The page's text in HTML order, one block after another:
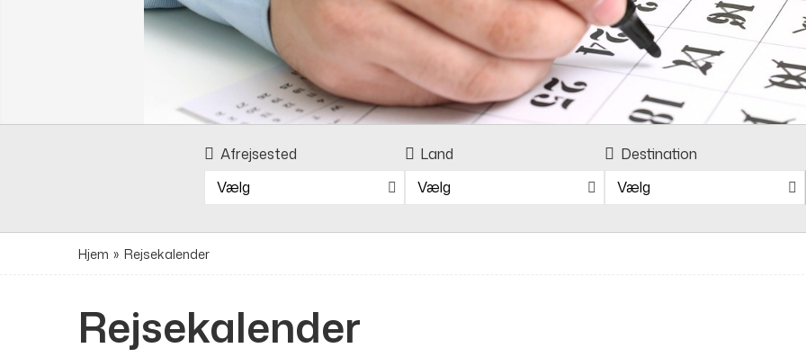
Afrejsested
Vælg
Land
Vælg
Destination
Vælg
Hjem » Rejsekalender
Rejsekalender